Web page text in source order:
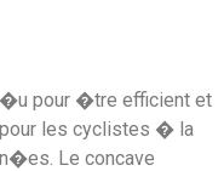
pour �tre efficient et
les cyclistes � la
Le concave